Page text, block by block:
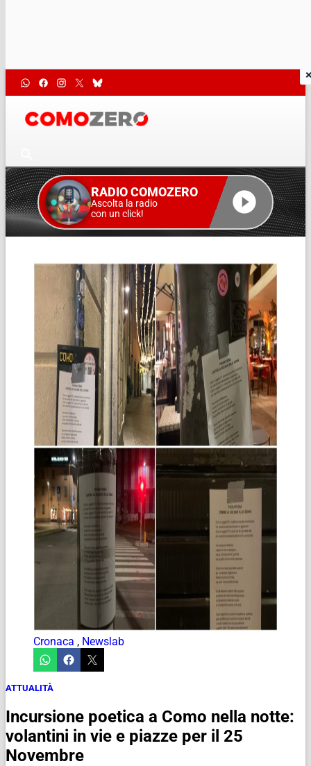
RADIO COMOZERO
Ascolta la radio
con un click!
Cronaca , Newslab
ATTUALITÀ
Incursione poetica a Como nella notte:
volantini in vie e piazze per il 25
Novembre